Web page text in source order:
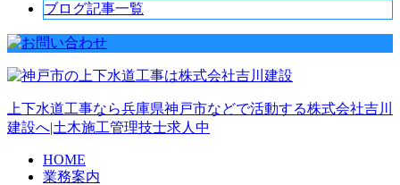
ブログ記事一覧
上下水道工事なら兵庫県神戸市などで活動する株式会社吉川
建設へ|土木施工管理技士求人中
HOME
業務案内